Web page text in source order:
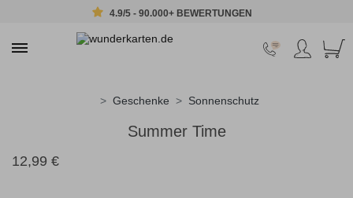
4.9/5 - 90.000+ BEWERTUNGEN
Geschenke Sonnenschutz
Summer Time
12,99 €